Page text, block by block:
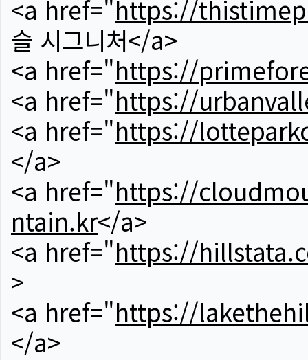
<a href="https://
슬 시그니처</a>
<a href="https://
<a href="https://
<a href="https://
</a>
<a href="https://
ntain.kr</a>
<a href="https://
>
<a href="https://
</a>